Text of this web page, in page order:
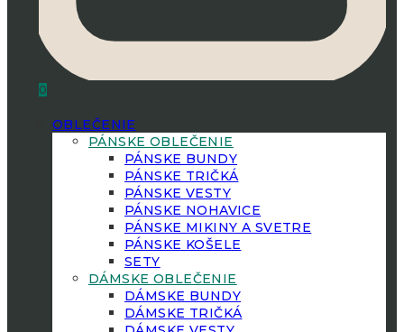
0
OBLEČENIE
PÁNSKE OBLEČENIE
PÁNSKE BUNDY
PÁNSKE TRIČKÁ
PÁNSKE VESTY
PÁNSKE NOHAVICE
PÁNSKE MIKINY A SVETRE
PÁNSKE KOŠELE
SETY
DÁMSKE OBLEČENIE
DÁMSKE BUNDY
DÁMSKE TRIČKÁ